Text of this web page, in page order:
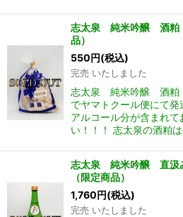
志太泉 純米吟醸 酒
品）
550円(税込)
完売 いたしました
志太泉 純米吟醸 酒粕
でヤマトクール便にて発
アルコール分が含まれ
い！！！ 志太泉の酒粕
志太泉 純米吟醸 直
（限定商品）
1,760円(税込)
完売 いたしました